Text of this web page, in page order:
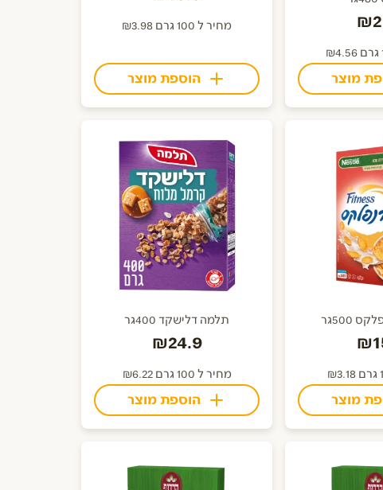
מוצר
מחיר ל 100 גרם ₪3.98
הוספת מוצר
500גר
מוצר
תלמה דלישקד 400גר
₪24.9
מחיר ל 100 גרם ₪6.22
הוספת מוצר